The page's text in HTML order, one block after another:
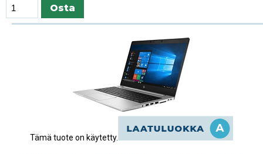
Tämä tuote on käytetty.